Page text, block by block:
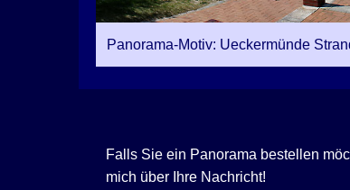
Panorama-Motiv: Ueckermünde
Falls Sie ein Panorama bestellen
mich über Ihre Nachricht!